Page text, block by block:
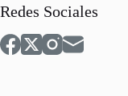
Redes Sociales